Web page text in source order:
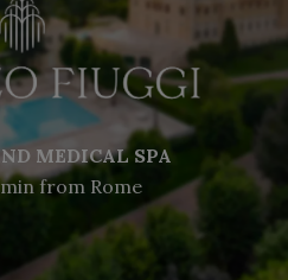
MEDICAL SPA
min from Rome